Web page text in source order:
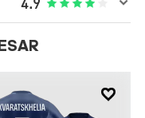
4.9    
